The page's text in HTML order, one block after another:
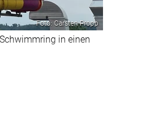
Foto: Carsten Propp
in einen